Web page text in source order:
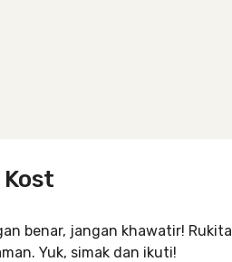
benar, jangan khawatir! Rukita
Yuk, simak dan ikuti!